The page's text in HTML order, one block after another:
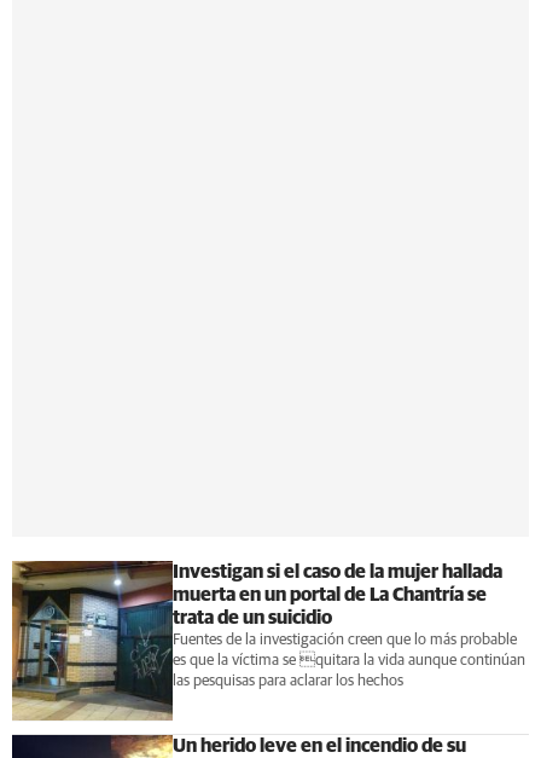
Investigan si el caso de la mujer hallada
muerta en un portal de La Chantría se
trata de un suicidio
Fuentes de la investigación creen que lo más probable
es que la víctima se quitara la vida aunque continúan
las pesquisas para aclarar los hechos
Un herido leve en el incendio de su